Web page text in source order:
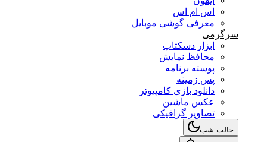
اس ام اس
معرفی گوشی موبایل
سرگرمی
ابزار دسکتاپ
محافظ نمایش
پوسته برنامه
پس زمینه
دانلود بازی کامپیوتر
عکس ماشین
تصاویر گرافیکی
حالت شب